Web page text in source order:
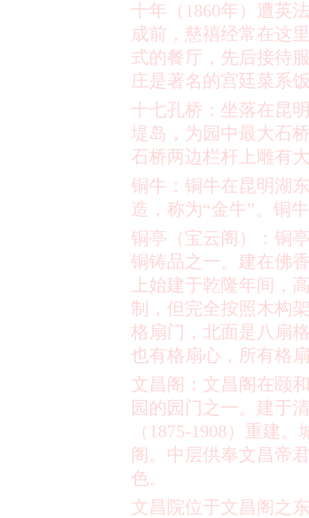
十年（ 1860年）遭英
成前，慈禧经常在这
式的餐厅，先后接待
庄是著名的宫廷菜系
十七孔桥：坐落在昆
堤岛，为园中最大石
石桥两边栏杆上雕有
铜牛：铜牛在昆明湖
造，称为“金牛”。铜
铜亭（宝云阁）：铜
铜铸品之一。建在佛
上始建于乾隆年间，
制，但完全按照木构
格扇门，北面是八扇
也有格扇心，所有格
文昌阁：文昌阁在颐
园的园门之一。建于
（ 1875-1908）重建。
阁。中层供奉文昌帝
色。
文昌院位于文昌阁之